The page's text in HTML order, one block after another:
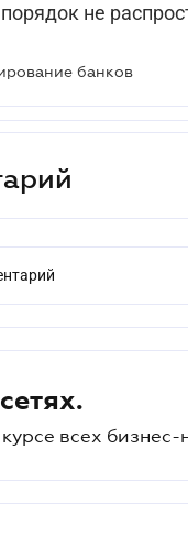
не
банков
всех бизнес-